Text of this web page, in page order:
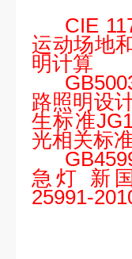
CIE
运动场地
明计算
路照明设
生标准
光相关标
急灯 新
25991-